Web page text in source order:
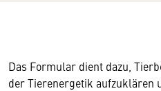
Das Formular dient dazu,
der Tierenergetik aufzuklären